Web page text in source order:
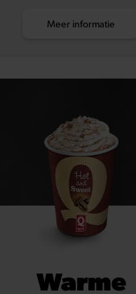
Meer informatie
Warme